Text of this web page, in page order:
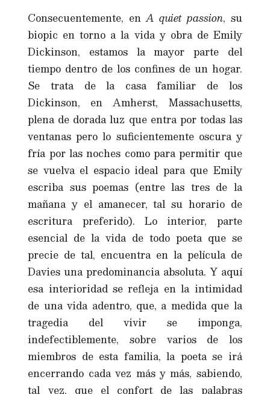
Consecuentemente, enA quiet passion, su
biopic en torno a la vida y obra de Emily
Dickinson, estamos la mayor parte del
tiempo dentro de los confines de un hogar.
Se trata de la casa familiar de los
Dickinson, en Amherst, Massachusetts,
plena de dorada luz que entra por todas las
ventanas pero lo suficientemente oscura y
fría por las noches como para permitir que
se vuelva el espacio ideal para que Emily
escriba sus poemas (entre las tres de la
mañana y el amanecer, tal su horario de
escritura preferido). Lo interior, parte
esencial de la vida de todo poeta que se
precie de tal, encuentra en la película de
Davies una predominancia absoluta. Y aquí
esa interioridad se refleja en la intimidad
de una vida adentro, que, a medida que la
tragedia del vivir se imponga,
indefectiblemente, sobre varios de los
miembros de esta familia, la poeta se irá
encerrando cada vez más y más, sabiendo,
tal vez, que el confort de las palabras